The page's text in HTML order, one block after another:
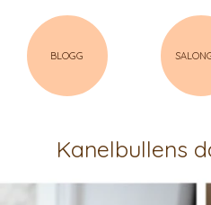
BLOGG
Kanelbullens